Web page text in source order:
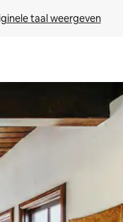
taal weergeven